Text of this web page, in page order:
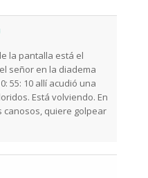
la pantalla está el
señor en la diadema
55: 10 allí acudió una
Está volviendo. En
canosos, quiere golpear